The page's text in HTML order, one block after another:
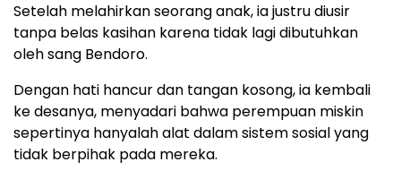
Setelah melahirkan seorang anak, ia justru diusir
tanpa belas kasihan karena tidak lagi dibutuhkan
oleh sang Bendoro.
Dengan hati hancur dan tangan kosong, ia kembali
ke desanya, menyadari bahwa perempuan miskin
sepertinya hanyalah alat dalam sistem sosial yang
tidak berpihak pada mereka.